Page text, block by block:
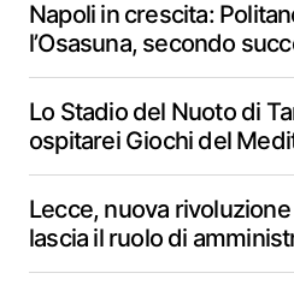
Napoli in crescita:
l’Osasuna, secondo
Lo Stadio del Nuoto di
ospitarei Giochi del
Lecce, nuova
lascia il ruolo di